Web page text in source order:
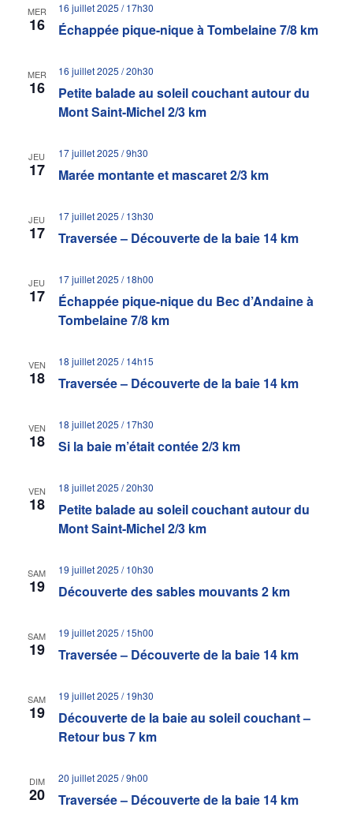
MER
16 Échappée pique-nique à Tombelaine 7/8 km
16 juillet 2025 / 17h30
MER
16
Petite balade au soleil couchant autour du
Mont Saint-Michel 2/3 km
16 juillet 2025 / 20h30
JEU
17 Marée montante et mascaret 2/3 km
17 juillet 2025 / 9h30
JEU
17 Traversée – Découverte de la baie 14 km
17 juillet 2025 / 13h30
JEU
17
Échappée pique-nique du Bec d’Andaine à
Tombelaine 7/8 km
17 juillet 2025 / 18h00
VEN
18 Traversée – Découverte de la baie 14 km
18 juillet 2025 / 14h15
VEN
18 Si la baie m’était contée 2/3 km
18 juillet 2025 / 17h30
VEN
18
Petite balade au soleil couchant autour du
Mont Saint-Michel 2/3 km
18 juillet 2025 / 20h30
SAM
19 Découverte des sables mouvants 2 km
19 juillet 2025 / 10h30
SAM
19 Traversée – Découverte de la baie 14 km
19 juillet 2025 / 15h00
SAM
19
Découverte de la baie au soleil couchant –
Retour bus 7 km
19 juillet 2025 / 19h30
DIM
20 Traversée – Découverte de la baie 14 km
20 juillet 2025 / 9h00